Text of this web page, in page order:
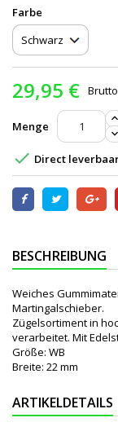
Farbe
29,95 €
Menge
 Direct
BESCHREIBUNG
Weiches
Martingalschieber.
Zügelsortiment in
verarbeitet. Mit
Größe: WB
Breite: 22 mm
ARTIKELDETAILS